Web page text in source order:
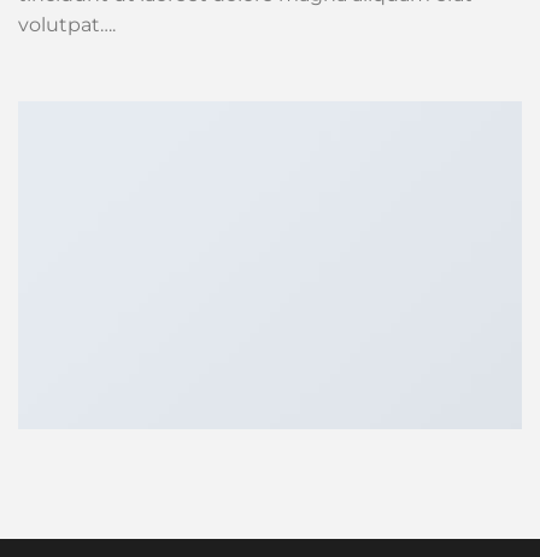
volutpat….